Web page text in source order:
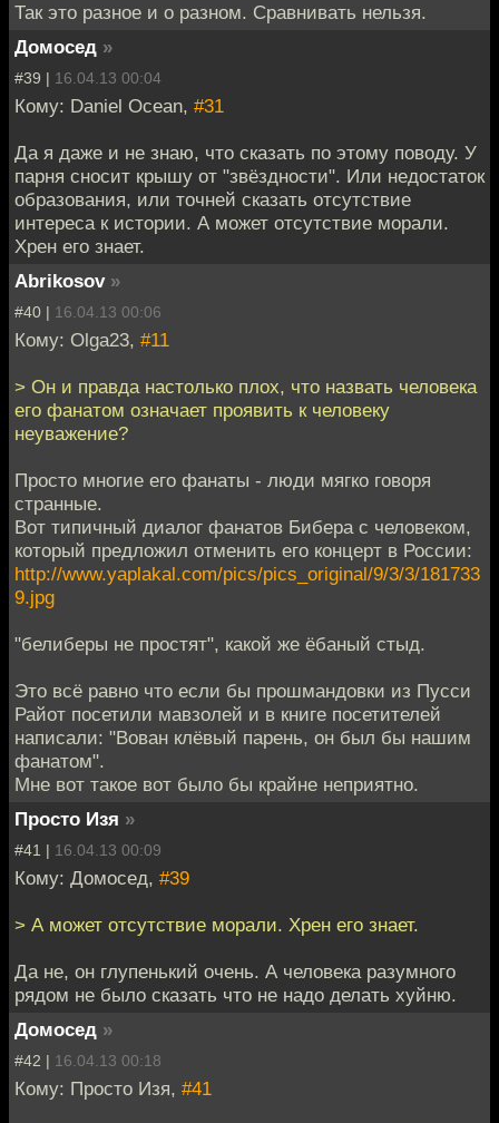
Так это разное и о разном. Сравнивать нельзя.
Домосед »
#39 | 16.04.13 00:04
Кому: Daniel Ocean, #31
Да я даже и не знаю, что сказать по этому поводу. У
парня сносит крышу от "звёздности". Или недостаток
образования, или точней сказать отсутствие
интереса к истории. А может отсутствие морали.
Хрен его знает.
Abrikosov »
#40 | 16.04.13 00:06
Кому: Olga23, #11
> Он и правда настолько плох, что назвать человека
его фанатом означает проявить к человеку
неуважение?
Просто многие его фанаты - люди мягко говоря
странные.
Вот типичный диалог фанатов Бибера с человеком,
который предложил отменить его концерт в России:
http://www.yaplakal.com/pics/pics_original/9/3/3/181733
9.jpg
"белиберы не простят", какой же ёбаный стыд.
Это всё равно что если бы прошмандовки из Пусси
Райот посетили мавзолей и в книге посетителей
написали: "Вован клёвый парень, он был бы нашим
фанатом".
Мне вот такое вот было бы крайне неприятно.
Просто Изя »
#41 | 16.04.13 00:09
Кому: Домосед, #39
> А может отсутствие морали. Хрен его знает.
Да не, он глупенький очень. А человека разумного
рядом не было сказать что не надо делать хуйню.
Домосед »
#42 | 16.04.13 00:18
Кому: Просто Изя, #41